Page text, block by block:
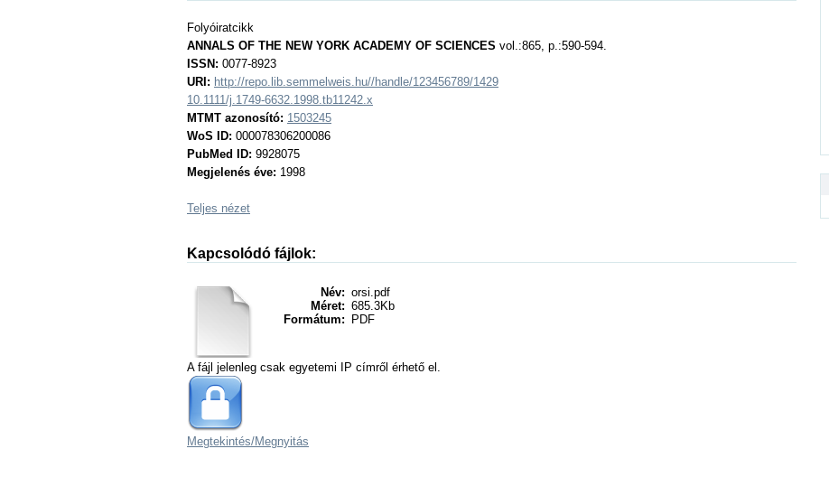
Folyóiratcikk
ANNALS OF THE NEW YORK ACADEMY OF SCIENCES vol.:865, p.:590-594.
ISSN: 0077-8923
URI: http://repo.lib.semmelweis.hu//handle/123456789/1429
10.1111/j.1749-6632.1998.tb11242.x
MTMT azonosító: 1503245
WoS ID: 000078306200086
PubMed ID: 9928075
Megjelenés éve: 1998
Teljes nézet
Kapcsolódó fájlok:
Név: orsi.pdf
Méret: 685.3Kb
Formátum:
PDF
A fájl jelenleg csak egyetemi IP címről érhető el.
Megtekintés/Megnyitás